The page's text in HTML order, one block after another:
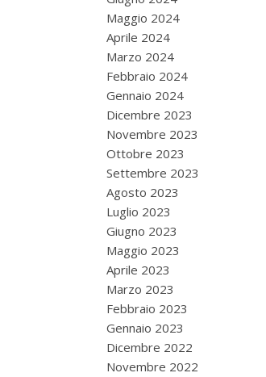
Maggio 2024
Aprile 2024
Marzo 2024
Febbraio 2024
Gennaio 2024
Dicembre 2023
Novembre 2023
Ottobre 2023
Settembre 2023
Agosto 2023
Luglio 2023
Giugno 2023
Maggio 2023
Aprile 2023
Marzo 2023
Febbraio 2023
Gennaio 2023
Dicembre 2022
Novembre 2022